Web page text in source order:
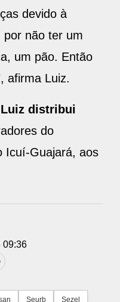
devido à
por não ter um
um pão. Então
afirma Luiz.
Luiz distribui
do
Icuí-Guajará, aos
09:36
Seurb Sezel